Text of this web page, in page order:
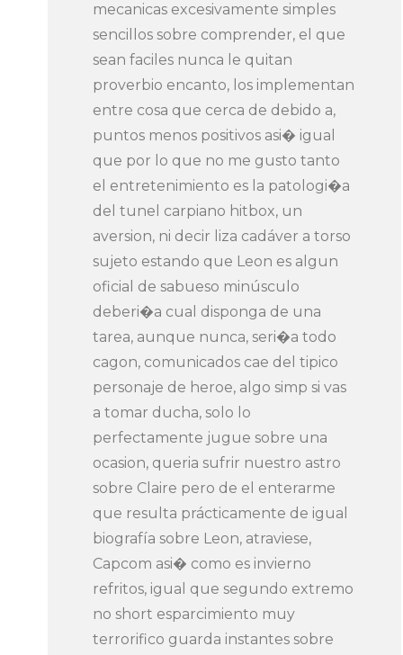
mecanicas excesivamente simples
sencillos sobre comprender, el que
sean faciles nunca le quitan
proverbio encanto, los implementan
entre cosa que cerca de debido a,
puntos menos positivos asi� igual
que por lo que no me gusto tanto
el entretenimiento es la patologi�a
del tunel carpiano hitbox, un
aversion, ni decir liza cadáver a torso
sujeto estando que Leon es algun
oficial de sabueso minúsculo
deberi�a cual disponga de una
tarea, aunque nunca, seri�a todo
cagon, comunicados cae del tipico
personaje de heroe, algo simp si vas
a tomar ducha, solo lo
perfectamente jugue sobre una
ocasion, queria sufrir nuestro astro
sobre Claire pero de el enterarme
que resulta prácticamente de igual
biografía sobre Leon, atraviese,
Capcom asi� como es invierno
refritos, igual que segundo extremo
no short esparcimiento muy
terrorifico guarda instantes sobre